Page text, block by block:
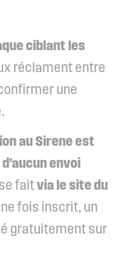
ciblant les
réclament entre
une
au Sirene est
d’aucun envoi
faitvia le site du
fois inscrit, un
gratuitement sur